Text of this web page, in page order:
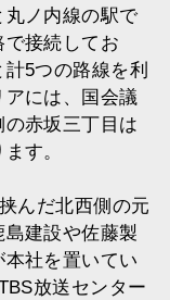
ノ内線の駅で
接続してお
5つの路線を利
には、国会議
赤坂三丁目は
す。
んだ北西側の元
建設や佐藤製
社を置いてい
放送センター